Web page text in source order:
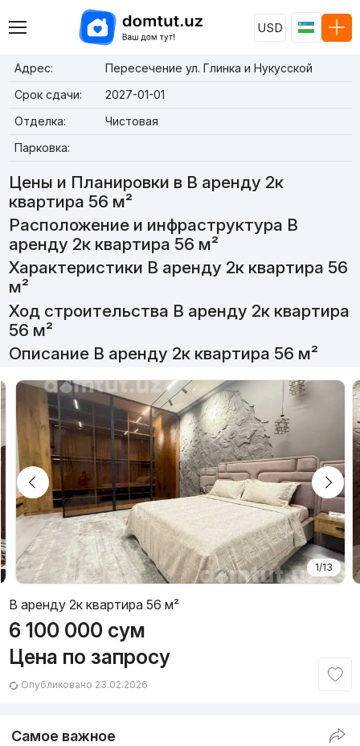
USD
Адрес:
Пересечение ул. Глинка и Нукусской
Срок сдачи:
2027-01-01
Отделка:
Чистовая
Парковка:
Цены и Планировки в В аренду 2к
квартира 56 м²
Расположение и инфраструктура В
аренду 2к квартира 56 м²
Характеристики В аренду 2к квартира 56
м²
Ход строительства В аренду 2к квартира
56 м²
Описание В аренду 2к квартира 56 м²
1/13
В аренду 2к квартира 56 м²
6 100 000 сум
Цена по запросу
Опубликовано 23.02.2026
Самое важное